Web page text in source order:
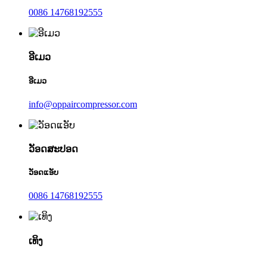
0086 14768192555
ອີເມວ
ອີເມວ
info@oppaircompressor.com
ວັອດສະປອດ
ວັອດແອັບ
0086 14768192555
ເທິງ